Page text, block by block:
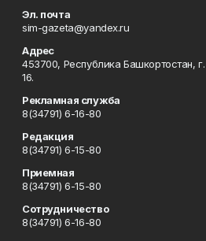
Эл. почта
sim-gazeta@yandex.ru
Адрес
453700, Республика Башкортостан,
16.
Рекламная служба
8(34791) 6-16-80
Редакция
8(34791) 6-15-80
Приемная
8(34791) 6-15-80
Сотрудничество
8(34791) 6-16-80